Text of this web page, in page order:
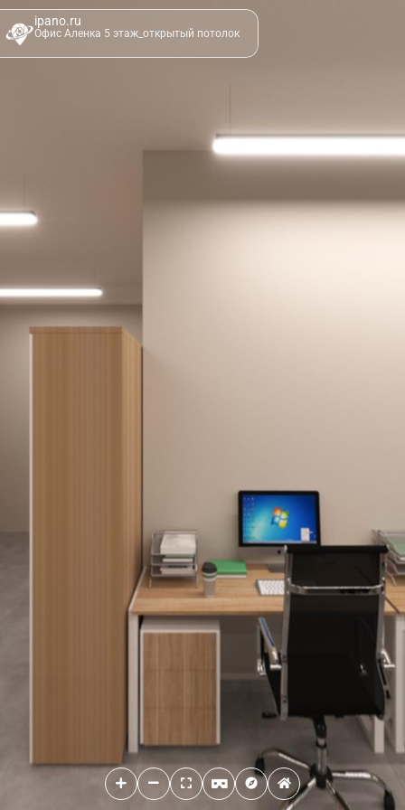
ipano.ru
Офис Аленка 5 этаж_открытый потолок